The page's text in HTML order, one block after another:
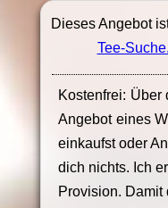
Dieses Angebot
Tee-
Kostenfrei: Über
Angebot eines
einkaufst oder
dich nichts. Ich
Provision. Damit